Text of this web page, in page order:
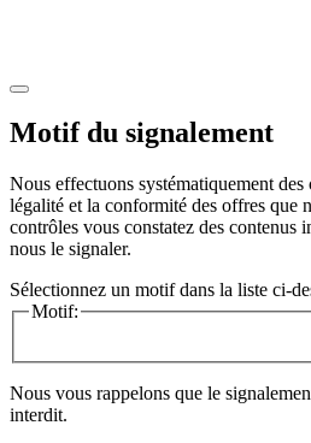
Motif du signalement
Nous effectuons systématiquement
légalité et la conformité des offres que
contrôles vous constatez des contenus
nous le signaler.
Sélectionnez un motif dans la liste ci-
Motif:
Nous vous rappelons que le
interdit.